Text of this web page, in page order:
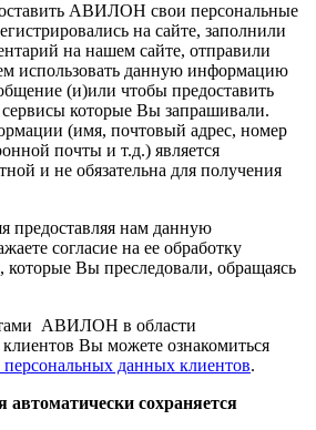
АВИЛОН свои персональные
на сайте, заполнили
на нашем сайте, отправили
использовать данную информацию
(и)или чтобы предоставить
которые Вы запрашивали.
(имя, почтовый адрес, номер
почты и т.д.) является
и не обязательна для получения
предоставляя нам данную
согласие на ее обработку
Вы преследовали, обращаясь
АВИЛОН в области
Вы можете ознакомиться
данных клиентов.
сохраняется